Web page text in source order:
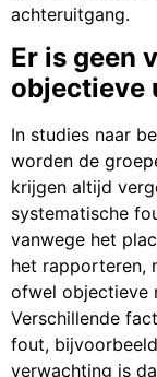
achteruitgang.
Er is geen
objectieve
In studies naar
worden de
krijgen altijd
systematische
vanwege het
het rapporteren,
ofwel objectieve
Verschillende
fout,
verwachting is